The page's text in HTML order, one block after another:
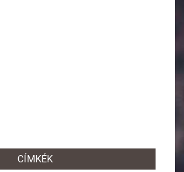
CÍMKÉK